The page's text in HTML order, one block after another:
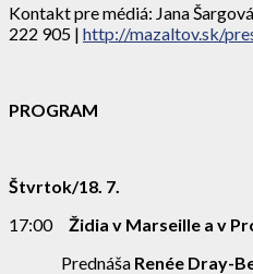
Kontakt pre médiá: Jana
222 905 | http://mazaltov.sk/
PROGRAM
Štvrtok/18. 7.
17:00 Židia v Marseille a v
Prednáša Renée Dray-